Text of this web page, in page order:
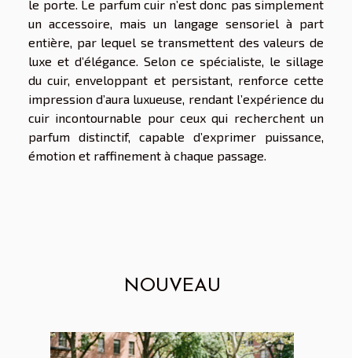
le porte. Le parfum cuir n’est donc pas simplement
un accessoire, mais un langage sensoriel à part
entière, par lequel se transmettent des valeurs de
luxe et d’élégance. Selon ce spécialiste, le sillage
du cuir, enveloppant et persistant, renforce cette
impression d’aura luxueuse, rendant l’expérience du
cuir incontournable pour ceux qui recherchent un
parfum distinctif, capable d’exprimer puissance,
émotion et raffinement à chaque passage.
NOUVEAU